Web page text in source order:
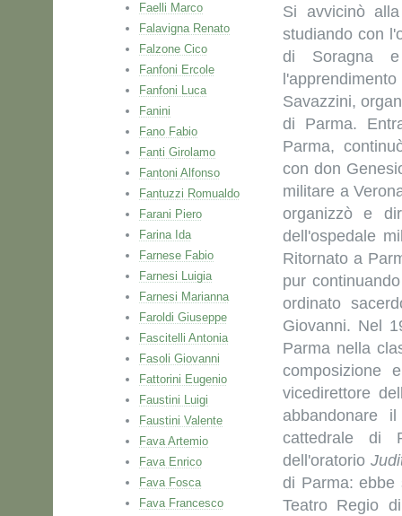
Faelli Marco
Falavigna Renato
Falzone Cico
Fanfoni Ercole
Fanfoni Luca
Fanini
Fano Fabio
Fanti Girolamo
Fantoni Alfonso
Fantuzzi Romualdo
Farani Piero
Farina Ida
Farnese Fabio
Farnesi Luigia
Farnesi Marianna
Faroldi Giuseppe
Fascitelli Antonia
Fasoli Giovanni
Fattorini Eugenio
Faustini Luigi
Faustini Valente
Fava Artemio
Fava Enrico
Fava Fosca
Fava Francesco
Si avvicinò
studiando con
di Soragna
Savazzini,
di Parma.
Parma,
con don
militare a
organizzò e
dell'ospedale
Ritornato a
pur
ordinato
Giovanni. Nel
Parma nella
composizione
vicedirettore
abbandonare
cattedrale di
dell'oratorio
di Parma: ebbe
Teatro Regio